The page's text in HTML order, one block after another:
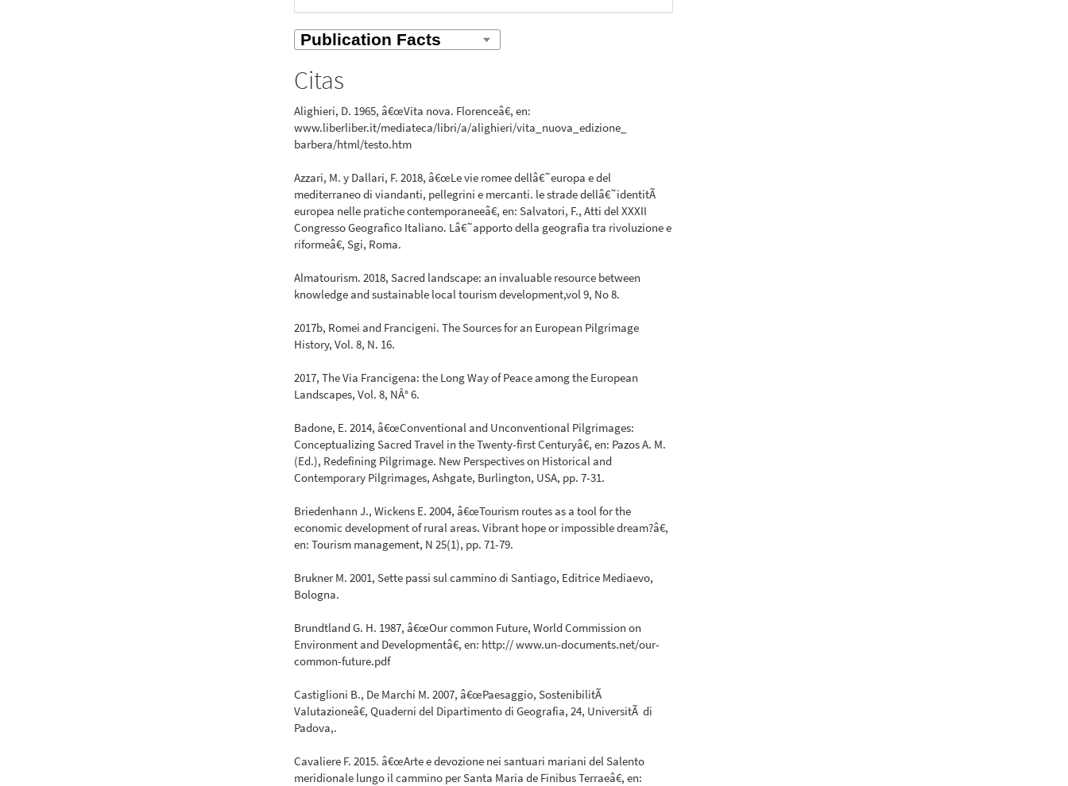
Citas
Alighieri, D. 1965, â€œVita nova. Florenceâ€, en:
www.liberliber.it/mediateca/libri/a/alighieri/vita_nuova_edizione_
barbera/html/testo.htm
Azzari, M. y Dallari, F. 2018, â€œLe vie romee dellâ€˜europa e del
mediterraneo di viandanti, pellegrini e mercanti. le strade dellâ€˜identitÃ
europea nelle pratiche contemporaneeâ€, en: Salvatori, F., Atti del XXXII
Congresso Geografico Italiano. Lâ€˜apporto della geografia tra rivoluzione e
riformeâ€, Sgi, Roma.
Almatourism. 2018, Sacred landscape: an invaluable resource between
knowledge and sustainable local tourism development,vol 9, No 8.
2017b, Romei and Francigeni. The Sources for an European Pilgrimage
History, Vol. 8, N. 16.
2017, The Via Francigena: the Long Way of Peace among the European
Landscapes, Vol. 8, NÂ° 6.
Badone, E. 2014, â€œConventional and Unconventional Pilgrimages:
Conceptualizing Sacred Travel in the Twenty-first Centuryâ€, en: Pazos A. M.
(Ed.), Redefining Pilgrimage. New Perspectives on Historical and
Contemporary Pilgrimages, Ashgate, Burlington, USA, pp. 7-31.
Briedenhann J., Wickens E. 2004, â€œTourism routes as a tool for the
economic development of rural areas. Vibrant hope or impossible dream?â€,
en: Tourism management, N 25(1), pp. 71-79.
Brukner M. 2001, Sette passi sul cammino di Santiago, Editrice Mediaevo,
Bologna.
Brundtland G. H. 1987, â€œOur common Future, World Commission on
Environment and Developmentâ€, en: http:// www.un-documents.net/our-
common-future.pdf
Castiglioni B., De Marchi M. 2007, â€œPaesaggio, SostenibilitÃ
Valutazioneâ€, Quaderni del Dipartimento di Geografia, 24, UniversitÃ di
Padova,.
Cavaliere F. 2015. â€œArte e devozione nei santuari mariani del Salento
meridionale lungo il cammino per Santa Maria de Finibus Terraeâ€, en: